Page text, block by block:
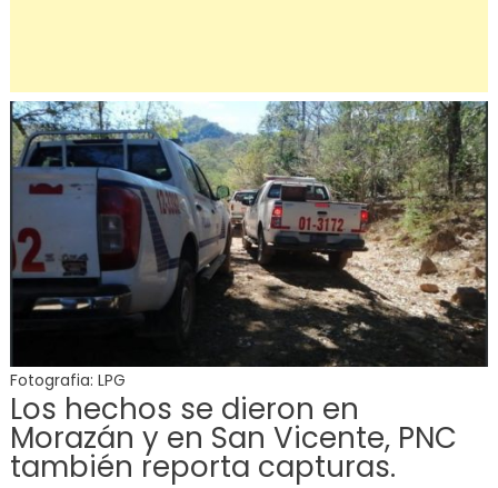
Fotografia: LPG
Los hechos se dieron en
Morazán y en San Vicente, PNC
también reporta capturas.